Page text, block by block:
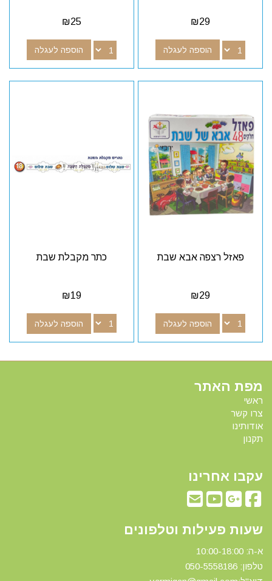
₪29
הוספה לעגלה
₪25
הוספה לעגלה
פאזל רצפה אבא שבת
₪29
הוספה לעגלה
כתר מקבלת שבת
₪19
הוספה לעגלה
מפת האתר
ראשי
צרו קשר
אודותינו
תקנון
עקבו אחרינו
שעות פעילות וטלפונים
א-ה: 10:00-18:00
טלפון: 0 50-5558186